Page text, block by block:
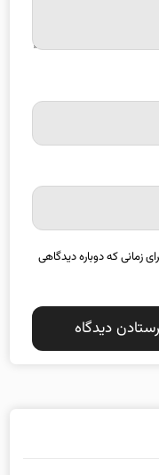
زمانی که دوباره دیدگاهی